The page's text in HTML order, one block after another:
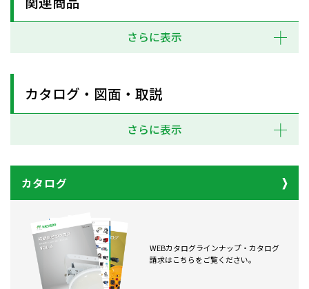
さらに表示
カタログ・図面・取説
さらに表示
カタログ
WEBカタログラインナップ・カタログ
請求はこちらをご覧ください。